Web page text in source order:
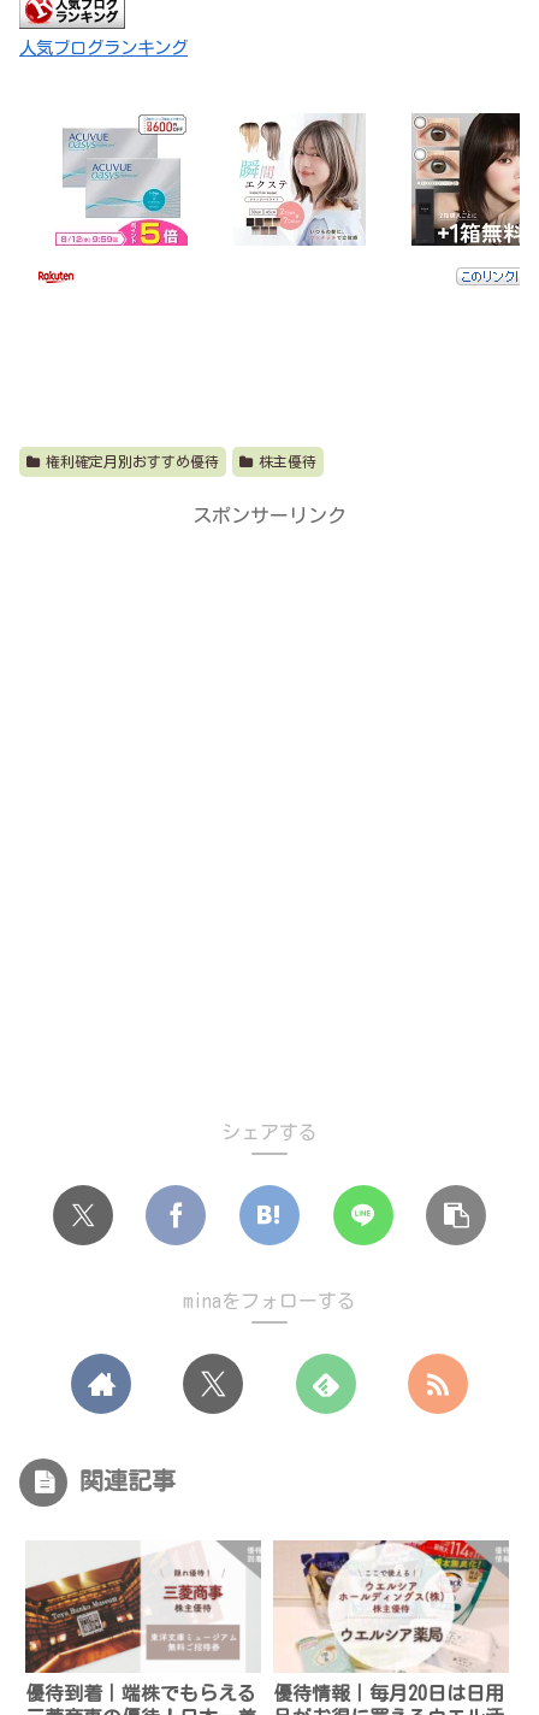
人気ブログランキング
権利確定月別おすすめ優待 株主優待
スポンサーリンク
シェアする
minaをフォローする
関連記事
優待到着｜端株でもらえる
優待情報｜毎月20日は日用